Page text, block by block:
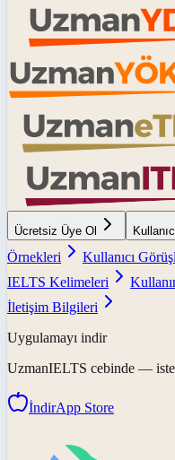
Ücretsiz Üye Ol
Örnekleri
Kullanıcı
IELTS Kelimeleri
İletişim Bilgileri
Uygulamayı indir
UzmanIELTS cebinde —
İndirApp Store